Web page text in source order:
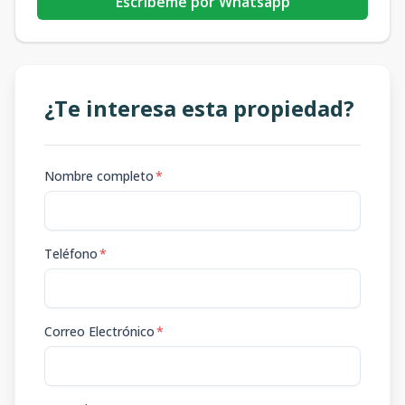
¿Te interesa esta propiedad?
Nombre completo*
Teléfono*
Correo Electrónico*